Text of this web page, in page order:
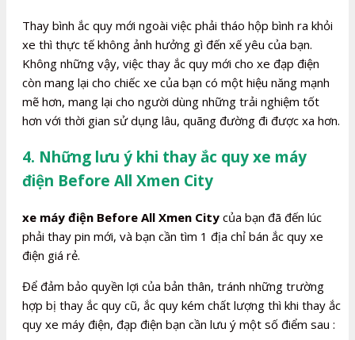
Thay bình ắc quy mới ngoài việc phải tháo hộp bình ra khỏi
xe thì thực tế không ảnh hưởng gì đến xế yêu của bạn.
Không những vậy, việc thay ắc quy mới cho xe đạp điện
còn mang lại cho chiếc xe của bạn có một hiệu năng mạnh
mẽ hơn, mang lại cho người dùng những trải nghiệm tốt
hơn với thời gian sử dụng lâu, quãng đường đi được xa hơn.
4. Những lưu ý khi thay ắc quy xe máy
điện Before All Xmen City
xe máy điện Before All Xmen City của bạn đã đến lúc
phải thay pin mới, và bạn cần tìm 1 địa chỉ bán ắc quy xe
điện giá rẻ.
Để đảm bảo quyền lợi của bản thân, tránh những trường
hợp bị thay ắc quy cũ, ắc quy kém chất lượng thì khi thay ắc
quy xe máy điện, đạp điện bạn cần lưu ý một số điểm sau :